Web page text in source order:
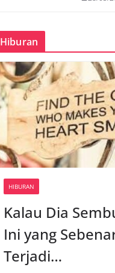
Hiburan
HIBURAN
Kalau Dia
Ini yang
Terjadi…